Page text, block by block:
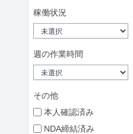
稼働状況
週の作業時間
その他
本人確認済み
NDA締結済み